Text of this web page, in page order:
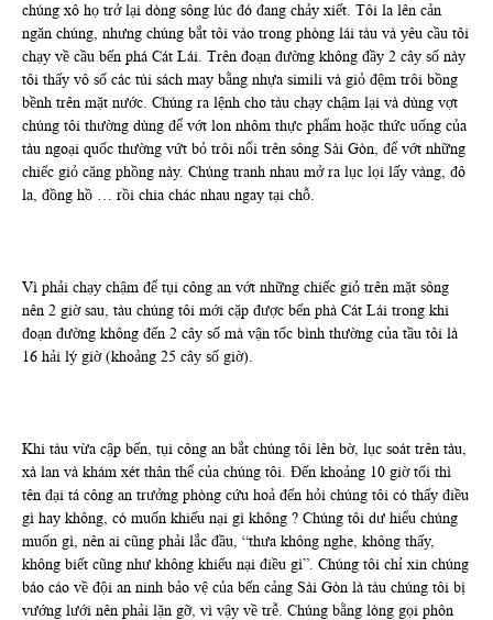
chúng xô họ trở lại dòng sông lúc đó đang chảy xiết. Tôi la lên cản
ngăn chúng, nhưng chúng bắt tôi vào trong phòng lái tàu và yêu cầu tôi
chạy về cầu bến phá Cát Lái. Trên đoạn đường không đầy 2 cây số này
tôi thấy vô số các túi sách may bằng nhựa simili và giỏ đệm trôi bồng
bềnh trên mặt nước. Chúng ra lệnh cho tàu chạy chậm lại và dùng vợt
chúng tôi thường dùng để vớt lon nhôm thực phẩm hoặc thức uống của
tàu ngoại quốc thường vứt bỏ trôi nổi trên sông Sài Gòn, để vớt những
chiếc giỏ căng phồng này. Chúng tranh nhau mở ra lục lọi lấy vàng, đô
la, đồng hồ … rồi chia chác nhau ngay tại chỗ.
Vì phải chạy chậm để tụi công an vớt những chiếc giỏ trên mặt sông
nên 2 giờ sau, tàu chúng tôi mới cặp được bến phà Cát Lái trong khi
đoạn đường không đến 2 cây số mà vận tốc bình thường của tầu tôi là
16 hải lý giờ (khoảng 25 cây số giờ).
Khi tàu vừa cập bến, tụi công an bắt chúng tôi lên bờ, lục soát trên tàu,
xà lan và khám xét thân thể của chúng tôi. Đến khoảng 10 giờ tối thì
tên đại tá công an trưởng phòng cứu hoả đến hỏi chúng tôi có thấy điều
gì hay không, có muốn khiếu nại gì không ? Chúng tôi dư hiểu chúng
muốn gì, nên ai cũng phải lắc đầu, “thưa không nghe, không thấy,
không biết cũng như không khiếu nại điều gì”. Chúng tôi chỉ xin chúng
báo cáo về đội an ninh bảo vệ của bến cảng Sài Gòn là tàu chúng tôi bị
vướng lưới nên phải lặn gỡ, vì vậy về trễ. Chúng bằng lòng gọi phôn